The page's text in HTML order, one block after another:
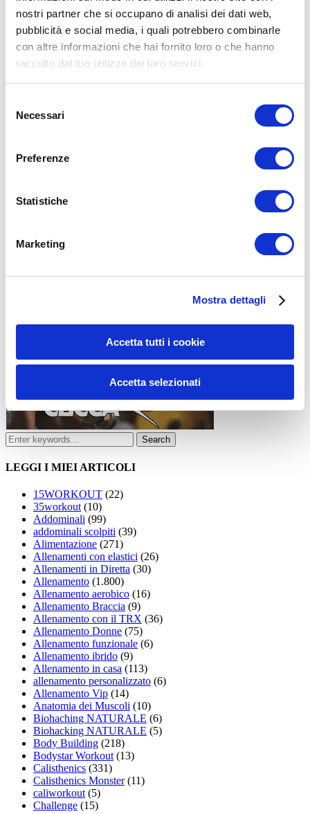
nostri partner che si occupano di analisi dei dati web,
pubblicità e social media, i quali potrebbero combinarle
con altre informazioni che hai fornito loro o che hanno
raccolto dal tuo utilizzo dei loro servizi.
delNecessari
Preferenze
Statistiche
Marketing
Mostra dettagli
Accetta tutti i cookie
Accetta selezionati
15WORKOUT SCARICA ORA
LEGGI I MIEI ARTICOLI
15WORKOUT (22)
35workout(10)
Addominali (99)
addominali scolpiti (39)
Alimentazione (271)
Allenamenti con elastici (26)
Allenamenti in Diretta (30)
Allenamento (1.800)
Allenamento aerobico (16)
Allenamento Braccia (9)
Allenamento con il TRX (36)
Allenamento Donne (75)
Allenamento funzionale (6)
Allenamento ibrido (9)
Allenamento in casa (113)
allenamento personalizzato (6)
Allenamento Vip (14)
Anatomia dei Muscoli (10)
Biohaching NATURALE (6)
Biohacking NATURALE (5)
Body Building (218)
Bodystar Workout(13)
Calisthenics (331)
Calisthenics Monster(11)
caliworkout(5)
Challenge (15)